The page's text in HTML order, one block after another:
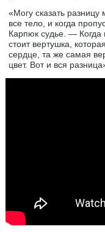
«Могу сказать разницу
все тело, и когда
Карпюк судье. — Когда
стоит вертушка,
сердце, та же самая
цвет. Вот и вся